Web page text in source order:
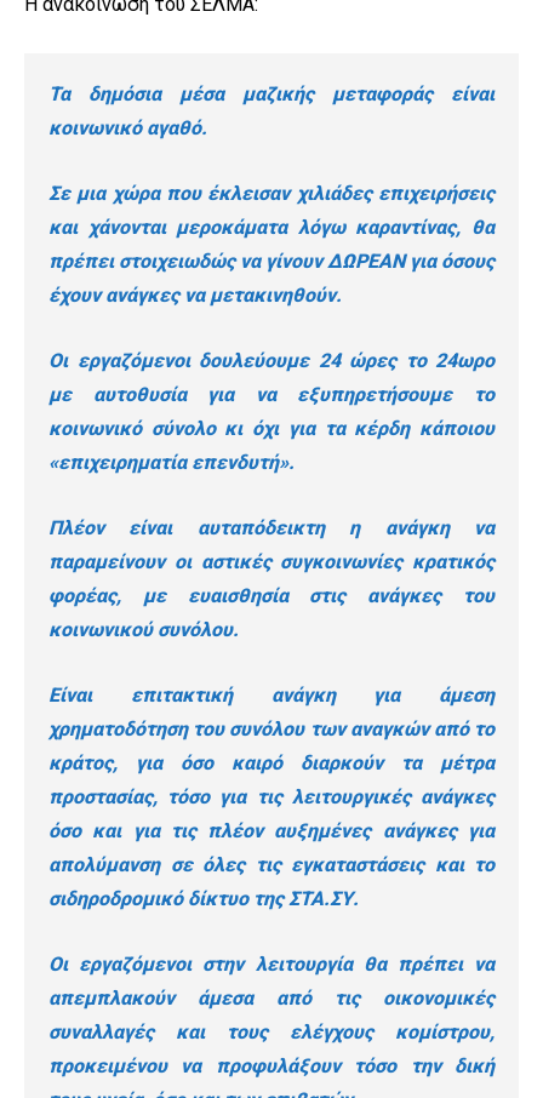
Τα δημόσια μέσα μαζικής μεταφοράς είναι
κοινωνικό αγαθό.
Σε μια χώρα που έκλεισαν χιλιάδες επιχειρήσεις
και χάνονται μεροκάματα λόγω καραντίνας, θα
πρέπει στοιχειωδώς να γίνουν ΔΩΡΕΑΝ για όσους
έχουν ανάγκες να μετακινηθούν.
Οι εργαζόμενοι δουλεύουμε 24 ώρες το 24ωρο
με αυτοθυσία για να εξυπηρετήσουμε το
κοινωνικό σύνολο κι όχι για τα κέρδη κάποιου
«επιχειρηματία επενδυτή».
Πλέον είναι αυταπόδεικτη η ανάγκη να
παραμείνουν οι αστικές συγκοινωνίες κρατικός
φορέας, με ευαισθησία στις ανάγκες του
κοινωνικού συνόλου.
Είναι επιτακτική ανάγκη για άμεση
χρηματοδότηση του συνόλου των αναγκών από το
κράτος, για όσο καιρό διαρκούν τα μέτρα
προστασίας, τόσο για τις λειτουργικές ανάγκες
όσο και για τις πλέον αυξημένες ανάγκες για
απολύμανση σε όλες τις εγκαταστάσεις και το
σιδηροδρομικό δίκτυο της ΣΤΑ.ΣΥ.
Οι εργαζόμενοι στην λειτουργία θα πρέπει να
απεμπλακούν άμεσα από τις οικονομικές
συναλλαγές και τους ελέγχους κομίστρου,
προκειμένου να προφυλάξουν τόσο την δική